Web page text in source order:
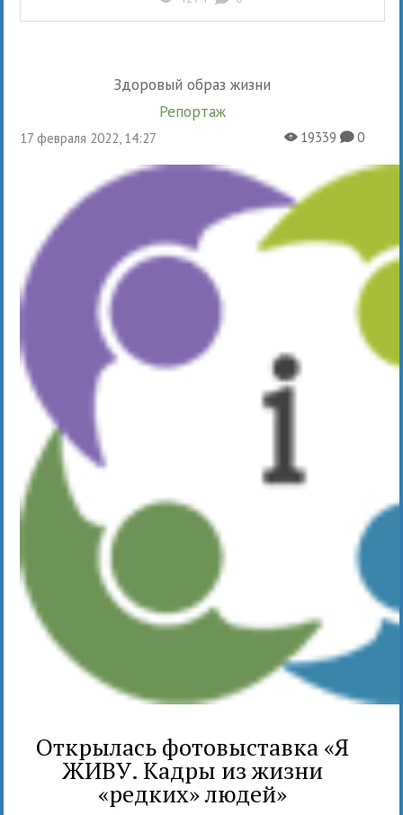
Здоровый образ жизни
Репортаж
17 февраля 2022, 14:27 X19339K0
Открылась фотовыставка «Я
ЖИВУ. Кадры из жизни
«редких» людей»